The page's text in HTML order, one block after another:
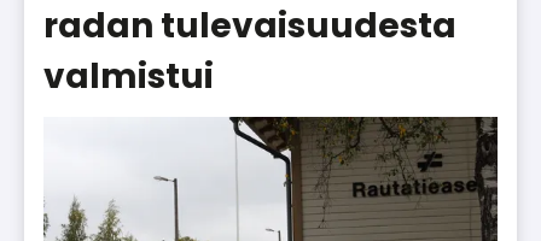
radan tulevaisuudesta
valmistui